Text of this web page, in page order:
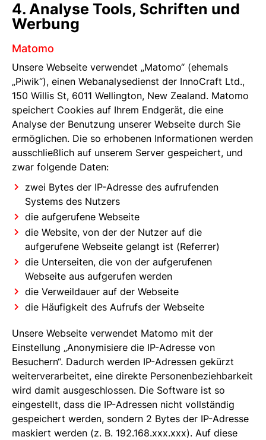
4. Analyse Tools, Schriften und
Werbung
Matomo
Unsere Webseite verwendet „Matomo“ (ehemals
„Piwik“), einen Webanalysedienst der InnoCraft Ltd.,
150 Willis St, 6011 Wellington, New Zealand. Matomo
speichert Cookies auf Ihrem Endgerät, die eine
Analyse der Benutzung unserer Webseite durch Sie
ermöglichen. Die so erhobenen Informationen werden
ausschließlich auf unserem Server gespeichert, und
zwar folgende Daten:
zwei Bytes der IP-Adresse des aufrufenden
Systems des Nutzers
die aufgerufene Webseite
die Website, von der der Nutzer auf die
aufgerufene Webseite gelangt ist (Referrer)
die Unterseiten, die von der aufgerufenen
Webseite aus aufgerufen werden
die Verweildauer auf der Webseite
die Häufigkeit des Aufrufs der Webseite
Unsere Webseite verwendet Matomo mit der
Einstellung „Anonymisiere die IP-Adresse von
Besuchern“. Dadurch werden IP-Adressen gekürzt
weiterverarbeitet, eine direkte Personenbeziehbarkeit
wird damit ausgeschlossen. Die Software ist so
eingestellt, dass die IP-Adressen nicht vollständig
gespeichert werden, sondern 2 Bytes der IP-Adresse
maskiert werden (z. B. 192.168.xxx.xxx). Auf diese